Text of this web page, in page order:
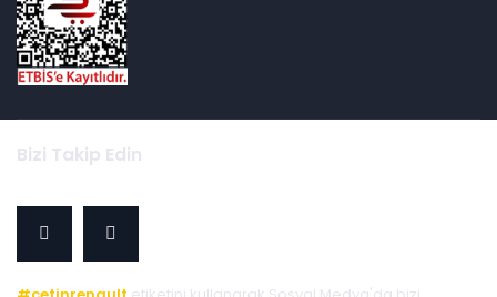
Bizi Takip Edin